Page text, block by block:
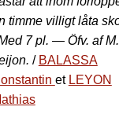
timme villigt låta
7 pl. — Öfv. af M.
/ BALASSA
et LEYON